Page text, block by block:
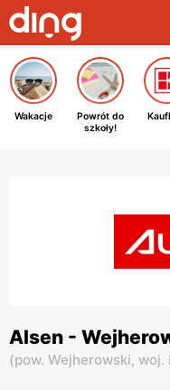
Wakacje
Powrót do
szkoły!
Alsen -
(pow. Wejherowski, woj.